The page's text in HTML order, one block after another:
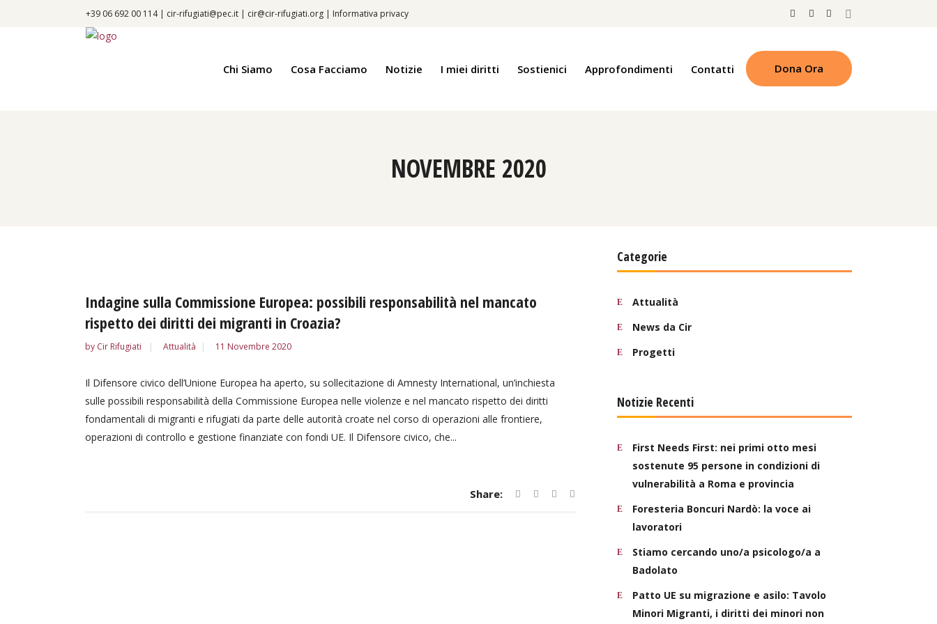
+39 06 692 00 114 | cir-rifugiati@pec.it | cir@cir-rifugiati.org | Informativa privacy
Chi Siamo Cosa Facciamo Notizie I miei diritti Sostienici Approfondimenti Contatti Dona Ora
NOVEMBRE 2020
Indagine sulla Commissione Europea: possibili responsabilità nel mancato
rispetto dei diritti dei migranti in Croazia?
by Cir Rifugiati Attualità 11 Novembre 2020
Il Difensore civico dell’Unione Europea ha aperto, su sollecitazione di Amnesty International, un’inchiesta
sulle possibili responsabilità della Commissione Europea nelle violenze e nel mancato rispetto dei diritti
fondamentali di migranti e rifugiati da parte delle autorità croate nel corso di operazioni alle frontiere,
operazioni di controllo e gestione finanziate con fondi UE. Il Difensore civico, che...
Share:
Categorie
Attualità
News da Cir
Progetti
Notizie Recenti
First Needs First: nei primi otto mesi
sostenute 95 persone in condizioni di
vulnerabilità a Roma e provincia
Foresteria Boncuri Nardò: la voce ai
lavoratori
Stiamo cercando uno/a psicologo/a a
Badolato
Patto UE su migrazione e asilo: Tavolo
Minori Migranti, i diritti dei minori non